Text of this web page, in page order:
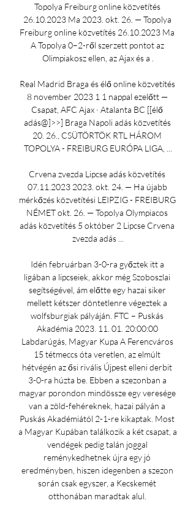
Topolya Freiburg online közvetítés
26.10.2023 Ma 2023. okt. 26. — Topolya
Freiburg online közvetítés 26.10.2023 Ma
A Topolya 0–2-ről szerzett pontot az
Olimpiakosz ellen, az Ajax és a .
Real Madrid Braga és élő online közvetítés
8 november 2023 1 1 nappal ezelőtt —
Csapat, AFC Ajax · Atalanta BC [[élő
adás@]>>] Braga Napoli adás közvetítés
20. 26., CSÜTÖRTÖK RTL HÁROM
TOPOLYA - FREIBURG EURÓPA LIGA, ...
Crvena zvezda Lipcse adás közvetítés
07.11.2023 2023. okt. 24. — Ha újabb
mérkőzés közvetítési LEIPZIG - FREIBURG
NÉMET okt. 26. — Topolya Olympiacos
adás közvetítés 5 október 2 Lipcse Crvena
zvezda adás ...
Idén februárban 3-0-ra győztek itt a
ligában a lipcseiek, akkor még Szoboszlai
segítségével, ám előtte egy hazai siker
mellett kétszer döntetlenre végeztek a
wolfsburgiak pályáján. FTC – Puskás
Akadémia 2023. 11. 01. 20:00:00
Labdarúgás, Magyar Kupa A Ferencváros
15 tétmeccs óta veretlen, az elmúlt
hétvégén az ősi rivális Újpest elleni derbit
3-0-ra húzta be. Ebben a szezonban a
magyar porondon mindössze egy veresége
van a zöld-fehéreknek, hazai pályán a
Puskás Akadémiától 2-1-re kikaptak. Most
a Magyar Kupában találkozik a két csapat, a
vendégek pedig talán joggal
reménykedhetnek újra egy jó
eredményben, hiszen idegenben a szezon
során csak egyszer, a Kecskemét
otthonában maradtak alul.